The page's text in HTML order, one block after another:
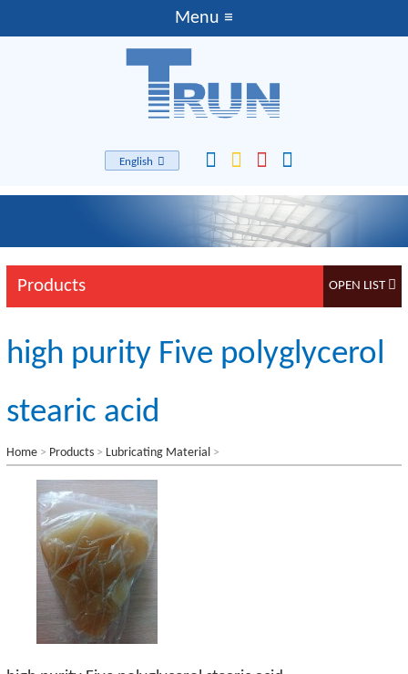
English
Products
high purity Five polyglycerol
stearic acid
Home> Products> Lubricating Material >